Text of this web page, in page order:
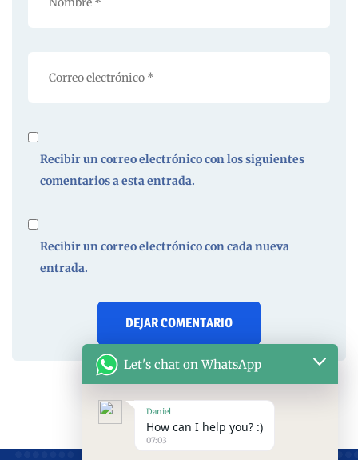
Recibir un correo electrónico con los siguientes
comentarios a esta entrada.
Recibir un correo electrónico con cada nueva
entrada.
Let's chat on WhatsApp
Daniel
How can I help you? :)
07:03